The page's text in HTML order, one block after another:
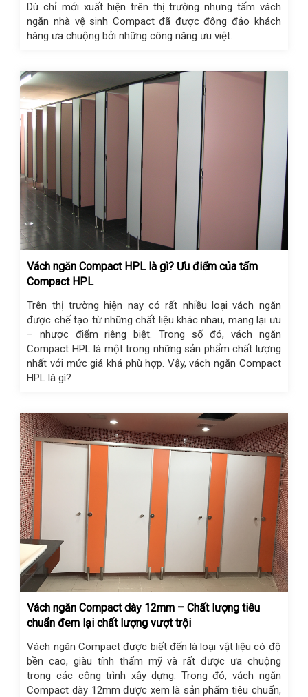
Dù chỉ mới xuất hiện trên thị trường nhưng tấm vách
ngăn nhà vệ sinh Compact đã được đông đảo khách
hàng ưa chuộng bởi những công năng ưu việt.
Vách ngăn Compact HPL là gì? Ưu điểm của tấm
Compact HPL
Trên thị trường hiện nay có rất nhiều loại vách ngăn
được chế tạo từ những chất liệu khác nhau, mang lại ưu
– nhược điểm riêng biệt. Trong số đó, vách ngăn
Compact HPL là một trong những sản phẩm chất lượng
nhất với mức giá khá phù hợp. Vậy, vách ngăn Compact
HPL là gì?
Vách ngăn Compact dày 12mm – Chất lượng tiêu
chuẩn đem lại chất lượng vượt trội
Vách ngăn Compact được biết đến là loại vật liệu có độ
bền cao, giàu tính thẩm mỹ và rất được ưa chuộng
trong các công trình xây dựng. Trong đó, vách ngăn
Compact dày 12mm được xem là sản phẩm tiêu chuẩn,